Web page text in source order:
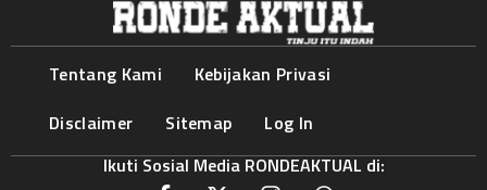
Tentang Kami
Kebijakan Privasi
Disclaimer
Sitemap
Log In
Ikuti Sosial Media RONDEAKTUAL di: